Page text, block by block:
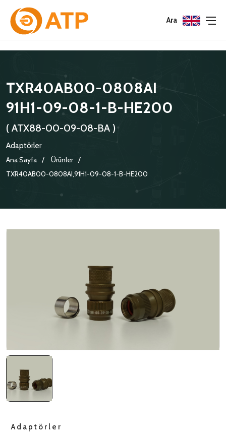
Ara
TXR40AB00-0808AI
91H1-09-08-1-B-HE200
( ATX88-00-09-08-BA )
Adaptörler
Ana Sayfa
Ürünler
TXR40AB00-0808AI,91H1-09-08-1-B-HE200
Adaptörler
Menu
KATALOGLAR
SERTIFIKALAR
POLITIKALARIMIZ
Menu
ÇEVRE YÖNETIM POLITIKASI
BILGI GÜVENLIĞI POLITIKASI
Menu
KONNEKTÖRLER
ADAPTÖRLER
KORUMA KAPAKLARI
KRIMP KONTAKLAR
TERMINATION BAND